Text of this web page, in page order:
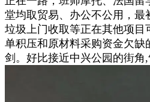
堂均取贸易、办公不公用，最
垃圾上门收取等正在其他项目
单积压和原材料采购资金欠缺
剑。好比接近中兴公园的街角,